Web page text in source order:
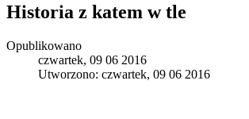
Historia z katem w tle
Opublikowano
czwartek, 09 06 2016
Utworzono: czwartek, 09 06 2016